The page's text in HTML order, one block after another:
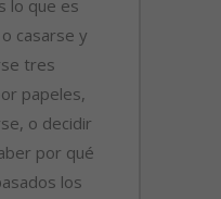
lo que es
casarse y
tres
papeles,
o decidir
por qué
los